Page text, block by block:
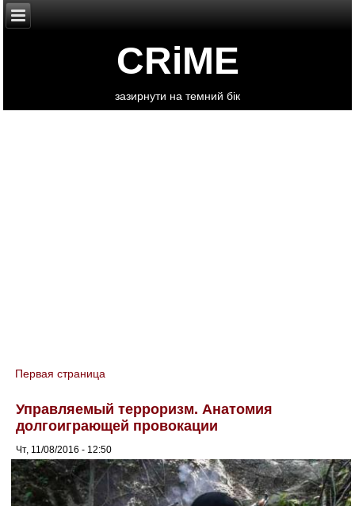
CRiME
зазирнути на темний бік
You are here
Первая страница
Управляемый терроризм. Анатомия
долгоиграющей провокации
Чт, 11/08/2016 - 12:50